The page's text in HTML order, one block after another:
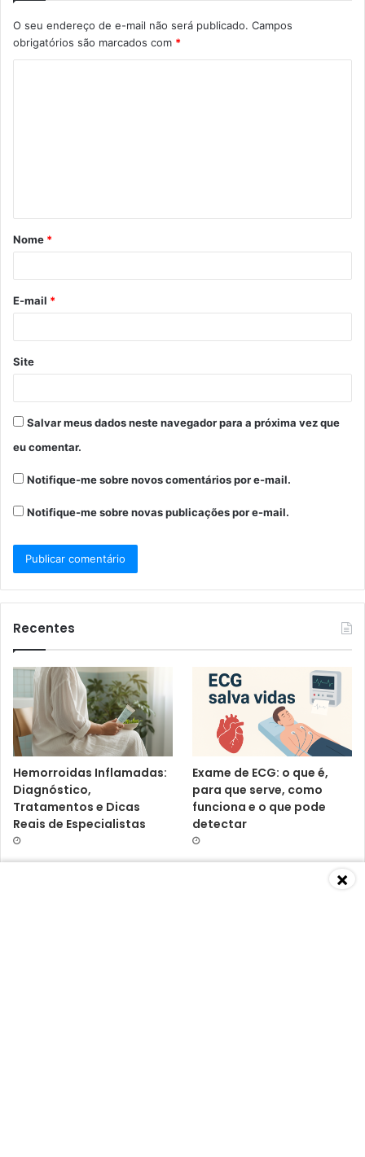
O seu endereço de e-mail não será publicado. Campos
obrigatórios são marcados com *
á
r
*
Nome *
E-mail *
Site
Salvar meus dados neste navegador para a próxima vez que
eu comentar.
Notifique-me sobre novos comentários por e-mail.
Notifique-me sobre novas publicações por e-mail.
Recentes
Hemorroidas Inflamadas:
Diagnóstico,
Tratamentos e Dicas
Reais de Especialistas
Exame de ECG: o que é,
para que serve, como
funciona e o que pode
detectar
×